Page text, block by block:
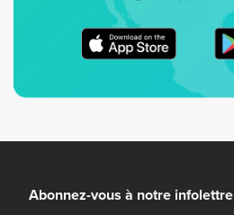
Abonnez-vous à notre infolettre